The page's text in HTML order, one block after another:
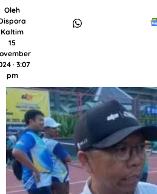
Oleh
Kaltim
15
· 3:07
pm